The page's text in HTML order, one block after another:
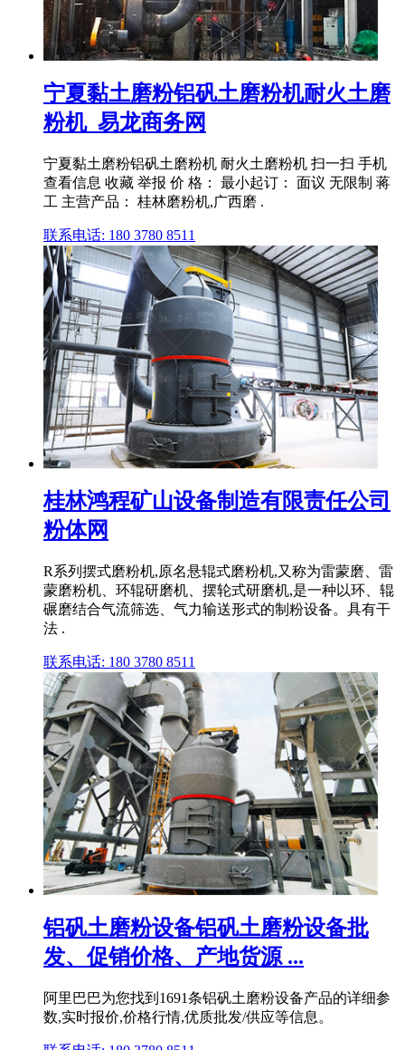
宁夏黏土磨粉铝矾土磨粉机耐火土磨
粉机_易龙商务网
宁夏黏土磨粉铝矾土磨粉机 耐火土磨粉机 扫一扫 手机
查看信息 收藏 举报 价 格： 最小起订： 面议 无限制 蒋
工 主营产品： 桂林磨粉机,广西磨 .
联系电话: 180 3780 8511
桂林鸿程矿山设备制造有限责任公司
粉体网
R系列摆式磨粉机,原名悬辊式磨粉机,又称为雷蒙磨、雷
蒙磨粉机、环辊研磨机、摆轮式研磨机,是一种以环、辊
碾磨结合气流筛选、气力输送形式的制粉设备。具有干
法 .
联系电话: 180 3780 8511
铝矾土磨粉设备铝矾土磨粉设备批
发、促销价格、产地货源 ...
阿里巴巴为您找到1691条铝矾土磨粉设备产品的详细参
数,实时报价,价格行情,优质批发/供应等信息。